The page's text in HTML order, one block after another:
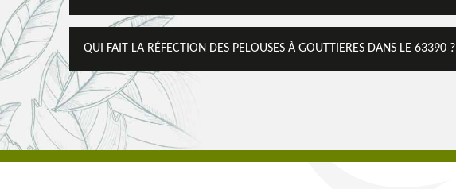
QUI FAIT LA RÉFECTION DES PELOUSES À GOUTTIERES DANS LE 63390 ?